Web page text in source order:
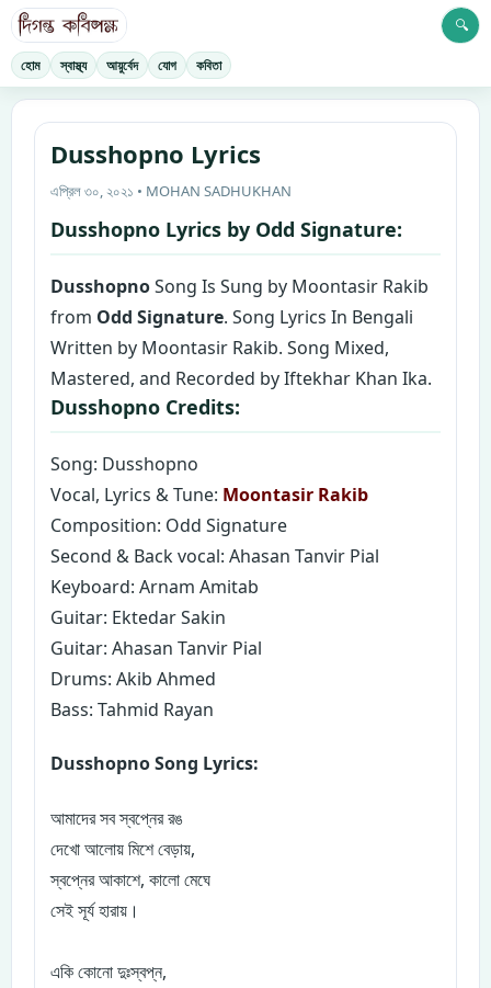
হোম স্বাস্থ্য আয়ুর্বেদ যোগ কবিতা
🔍
Dusshopno Lyrics
এপ্রিল ৩০, ২০২১ • MOHAN SADHUKHAN
Dusshopno Lyrics by Odd Signature:
DusshopnoSong Is Sung by Moontasir Rakib
from Odd Signature. Song Lyrics In Bengali
Written by Moontasir Rakib. Song Mixed,
Mastered, and Recorded by Iftekhar Khan Ika.
Dusshopno Credits:
Song: Dusshopno
Vocal, Lyrics & Tune: Moontasir Rakib
Composition: Odd Signature
Second & Back vocal: Ahasan Tanvir Pial
Keyboard: Arnam Amitab
Guitar: Ektedar Sakin
Guitar: Ahasan Tanvir Pial
Drums: Akib Ahmed
Bass: Tahmid Rayan
Dusshopno Song Lyrics:
আমাদের সব স্বপ্নের রঙ
দেখো আলোয় মিশে বেড়ায়,
স্বপ্নের আকাশে, কালো মেঘে
সেই সূর্য হারায়।
একি কোনো দুঃস্বপ্ন,